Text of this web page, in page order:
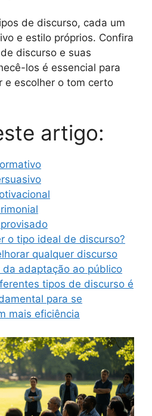
de discurso, cada um
e estilo próprios. Confira
discurso e suas
los é essencial para
e escolher o tom certo
artigo:
o tipo ideal de discurso?
qualquer discurso
adaptação ao público
tipos de discurso é
para se
mais eficiência